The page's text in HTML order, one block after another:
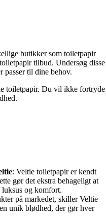
butikker som toiletpapir
tilbud. Undersøg disse
passer til dine behov.
toiletpapir. Du vil ikke fortryde
: Veltie toiletpapir er kendt
gør det ekstra behageligt at
luksus og komfort.
på markedet, skiller Veltie
unik blødhed, der gør hver